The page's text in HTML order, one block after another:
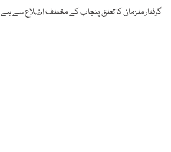
گرفتار ملزمان کا تعلق پنجاب کے مختلف اضلاع سے ہے